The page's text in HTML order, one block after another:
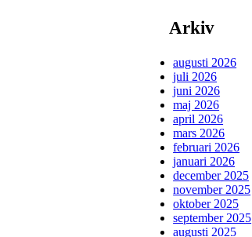
Arkiv
augusti 2026
juli 2026
juni 2026
maj 2026
april 2026
mars 2026
februari 2026
januari 2026
december 2025
november 2025
oktober 2025
september 2025
augusti 2025